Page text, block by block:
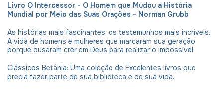
Livro O Intercessor - O Homem que Mudou a História
Mundial por Meio das Suas Orações - Norman Grubb
As histórias mais fascinantes, os testemunhos mais incríveis.
A vida de homens e mulheres que marcaram sua geração
porque ousaram crer em Deus para realizar o impossível.
Clássicos Betânia: Uma coleção de Excelentes livros que
precia fazer parte de sua biblioteca e de sua vida.